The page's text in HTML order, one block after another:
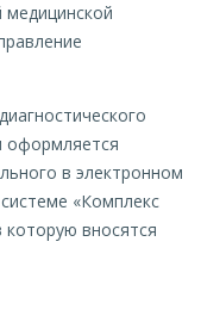
оформляется
в электронном
«Комплекс
вносятся